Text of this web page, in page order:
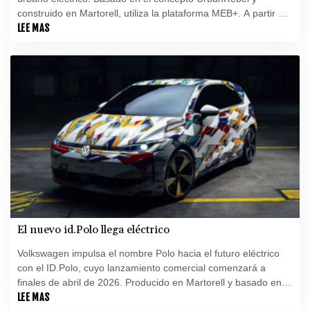
construido en Martorell, utiliza la plataforma MEB+. A partir de
2026, las versiones Dynamic y Dynamic Plus ofrecerán 210
Extreme subirá a 226 CV e incorporará diferencial
baterías de 38 y 56 kWh que permitirán acelerar de 0 a 100
km/h en menos de siete segundos. El diseño combina faros
LED angulares, pliegues marcados y detalles cobre. El interior
contará con pantallas digitales configurables, asientos tipo
bucket y sistema de sonido Sennheiser de 12 altavoces.
LEE MAS
El nuevo id.Polo llega eléctrico
Volkswagen impulsa el nombre Polo hacia el futuro eléctrico
con el ID.Polo, cuyo lanzamiento comercial comenzará a
finales de abril de 2026. Producido en Martorell y basado en la
nueva plataforma MEB+, ofrece tracción delantera, más
LEE MAS